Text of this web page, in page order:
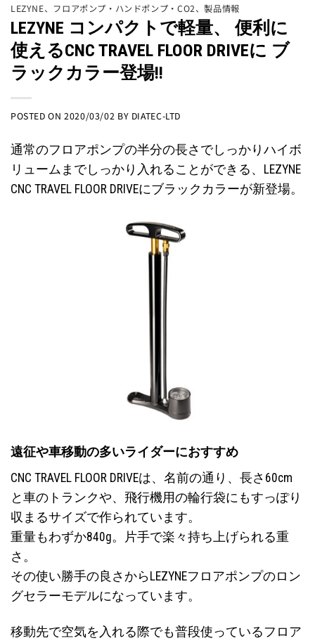
LEZYNE、 フロアポンプ・ハンドポンプ・CO2、製品情報
LEZYNE コンパクトで軽量、 便利に
使えるCNC TRAVEL FLOOR DRIVEに ブ
ラックカラー登場!!
POSTED ON2020/03/02 BY DIATEC-LTD
通常のフロアポンプの半分の長さでしっかりハイボ
リュームまでしっかり入れることができる、LEZYNE
CNC TRAVEL FLOOR DRIVEにブラックカラーが新登場。
遠征や車移動の多いライダーにおすすめ
CNC TRAVEL FLOOR DRIVEは、名前の通り、長さ60cm
と車のトランクや、飛行機用の輪行袋にもすっぽり
収まるサイズで作られています。
重量もわずか840g。片手で楽々持ち上げられる重
さ。
その使い勝手の良さからLEZYNEフロアポンプのロン
グセラーモデルになっています。
移動先で空気を入れる際でも普段使っているフロア